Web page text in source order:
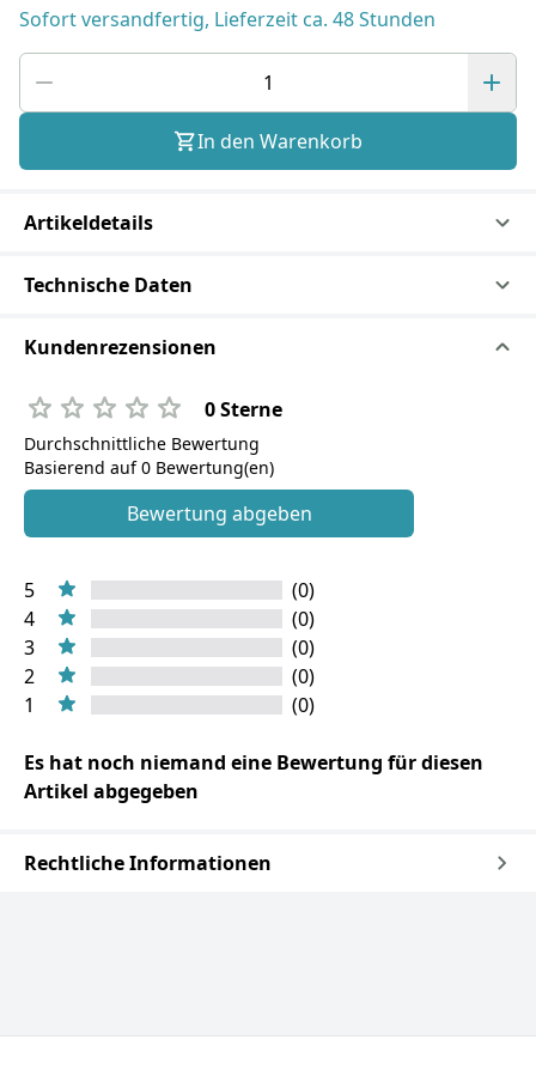
Sofort versandfertig, Lieferzeit ca. 48 Stunden
In den Warenkorb
Artikeldetails
Technische Daten
Kundenrezensionen
0 Sterne
Durchschnittliche Bewertung
Basierend auf 0 Bewertung(en)
Bewertung abgeben
5
(0)
4
(0)
3
(0)
2
(0)
1
(0)
Es hat noch niemand eine Bewertung für diesen
Artikel abgegeben
Rechtliche Informationen